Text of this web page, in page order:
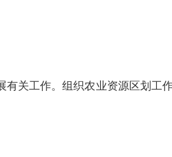
关工作。组织农业资源区划工